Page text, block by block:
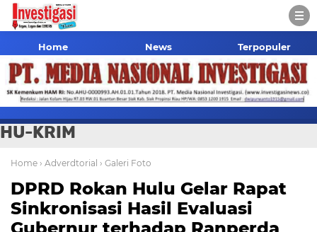
Home News Terpopuler
HU-KRIM
Home › Adverdtorial › Galeri Foto
DPRD Rokan Hulu Gelar Rapat
Sinkronisasi Hasil Evaluasi